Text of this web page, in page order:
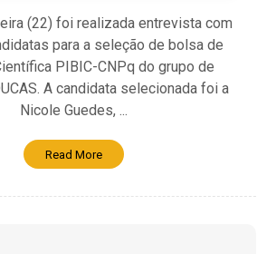
(22) foi realizada entrevista com
para a seleção de bolsa de
PIBIC-CNPq do grupo de
A candidata selecionada foi a
Nicole Guedes, ...
Read More